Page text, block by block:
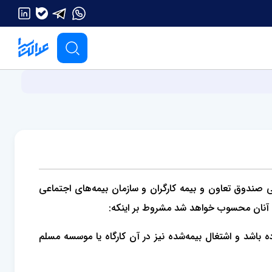
صندوق تعاون و بیمه کارگران و سازمان بیمه‌های اجتماعی
آنان محسوب خواهد شد مشروط بر اینکه:
باشد و ‌اشتغال بیمه‌شده نیز در آن کارگاه یا موسسه مسلم